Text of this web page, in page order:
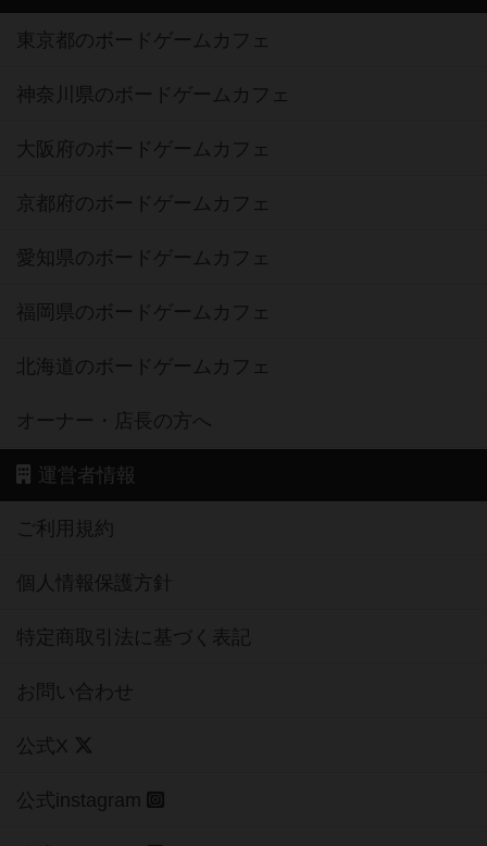
東京都のボードゲームカフェ
神奈川県のボードゲームカフェ
大阪府のボードゲームカフェ
京都府のボードゲームカフェ
愛知県のボードゲームカフェ
福岡県のボードゲームカフェ
北海道のボードゲームカフェ
オーナー・店長の方へ
運営者情報
ご利用規約
個人情報保護方針
特定商取引法に基づく表記
お問い合わせ
公式X
公式instagram